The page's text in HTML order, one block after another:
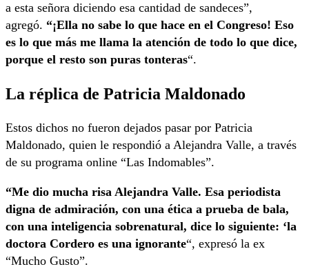
a esta señora diciendo esa cantidad de sandeces”,
agregó. “¡Ella no sabe lo que hace en el Congreso! Eso
es lo que más me llama la atención de todo lo que dice,
porque el resto son puras tonteras“.
La réplica de Patricia Maldonado
Estos dichos no fueron dejados pasar por Patricia
Maldonado, quien le respondió a Alejandra Valle, a través
de su programa online “Las Indomables”.
“Me dio mucha risa Alejandra Valle. Esa periodista
digna de admiración, con una ética a prueba de bala,
con una inteligencia sobrenatural, dice lo siguiente: ‘la
doctora Cordero es una ignorante“, expresó la ex
“Mucho Gusto”.